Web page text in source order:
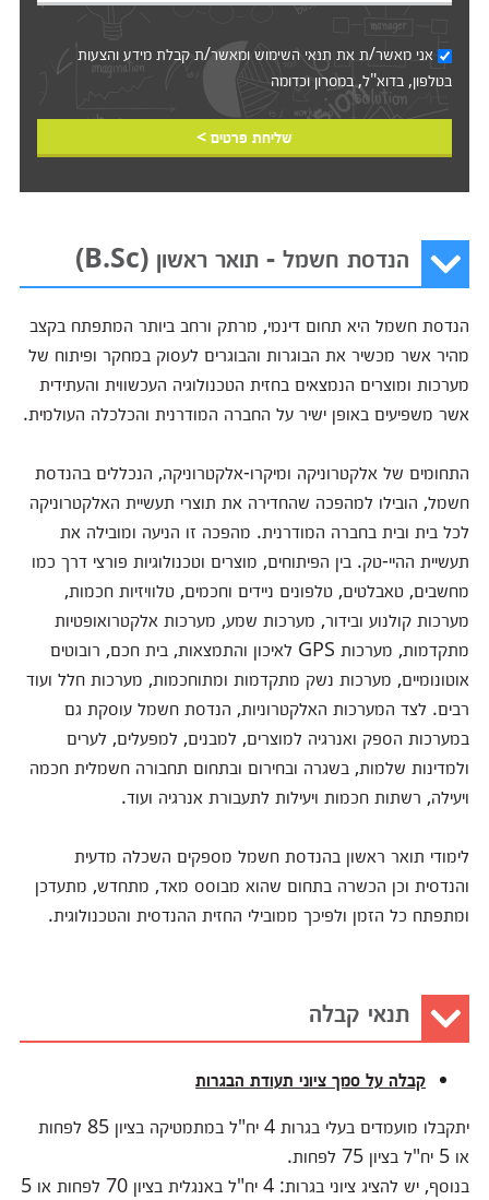
אני מאשר/ת את תנאי השימושומאשר/ת קבלת מידע והצעות
בטלפון, בדוא"ל, במסרון וכדומה‎‎
שליחת פרטים >
הנדסת חשמל - תואר ראשון (B.Sc)
הנדסת חשמל היא תחום דינמי, מרתק ורחב ביותר המתפתח בקצב
מהיר אשר מכשיר את הבוגרות והבוגרים לעסוק במחקר ופיתוח של
מערכות ומוצרים הנמצאים בחזית הטכנולוגיה העכשווית והעתידית
אשר משפיעים באופן ישיר על החברה המודרנית והכלכלה העולמית.
התחומים של אלקטרוניקה ומיקרו-אלקטרוניקה, הנכללים בהנדסת
חשמל, הובילו למהפכה שהחדירה את תוצרי תעשיית האלקטרוניקה
לכל בית ובית בחברה המודרנית. מהפכה זו הניעה ומובילה את
תעשיית ההיי-טק. בין הפיתוחים, מוצרים וטכנולוגיות פורצי דרך כמו
מחשבים, טאבלטים, טלפונים ניידים וחכמים, טלוויזיות חכמות,
מערכות קולנוע ובידור, מערכות שמע, מערכות אלקטרואופטיות
מתקדמות, מערכות GPS לאיכון והתמצאות, בית חכם, רובוטים
אוטונומיים, מערכות נשק מתקדמות ומתוחכמות, מערכות חלל ועוד
רבים. לצד המערכות האלקטרוניות, הנדסת חשמל עוסקת גם
במערכות הספק ואנרגיה למוצרים, למבנים, למפעלים, לערים
ולמדינות שלמות, בשגרה ובחירום ובתחום תחבורה חשמלית חכמה
ויעילה, רשתות חכמות ויעילות לתעבורת אנרגיה ועוד.
לימודי תואר ראשון בהנדסת חשמל מספקים השכלה מדעית
והנדסית וכן הכשרה בתחום שהוא מבוסס מאד, מתחדש, מתעדכן
ומתפתח כל הזמן ולפיכך ממובילי החזית ההנדסית והטכנולוגית.
תנאי קבלה
קבלה על סמך ציוני תעודת הבגרות
יתקבלו מועמדים בעלי בגרות 4 יח"ל במתמטיקה בציון 85 לפחות
או 5 יח"ל בציון 75 לפחות.
בנוסף, יש להציג ציוני בגרות: 4 יח"ל באנגלית בציון 70 לפחות או 5